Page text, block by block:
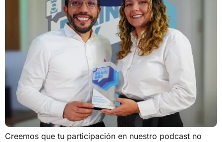
Creemos que tu participación en nuestro podcast no